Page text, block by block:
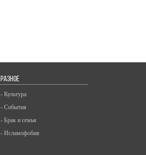
РАЗНОЕ
- Культура
- События
- Брак и семья
- Исламофобия